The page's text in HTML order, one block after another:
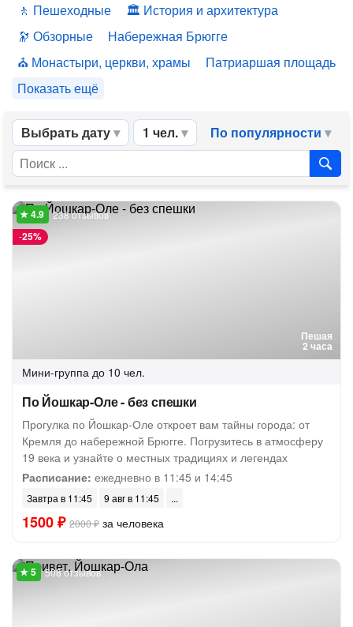
Пешеходные
История и архитектура
Обзорные
Набережная Брюгге
Монастыри, церкви, храмы
Патриаршая площадь
Показать ещё
Выбрать дату 1 чел. По популярности
Пешая
2 часа
-25%
238 отзывов
Мини-группа до 10 чел.
По Йошкар-Оле - без спешки
Прогулка по Йошкар-Оле откроет вам тайны города: от
Кремля до набережной Брюгге. Погрузитесь в атмосферу
19 века и узнайте о местных традициях и легендах
Расписание: ежедневно в 11:45 и 14:45
Завтра в 11:45 9 авг в 11:45
1500 ₽ 2000 ₽ за человека
508 отзывов